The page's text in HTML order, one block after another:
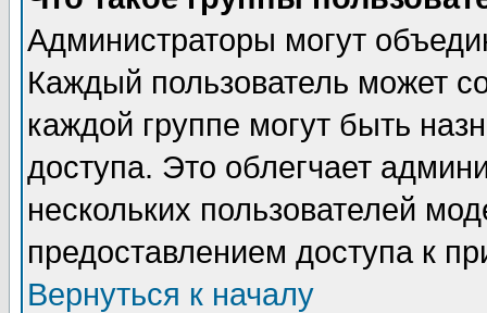
Администраторы могут
Каждый пользователь может
каждой группе могут быть
доступа. Это облегчает
нескольких пользователей
предоставлением доступа к
Вернуться к началу